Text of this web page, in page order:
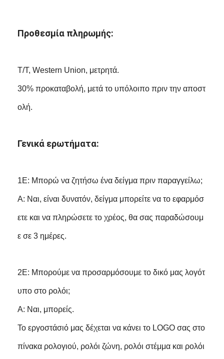
Προθεσμία πληρωμής:
Τ/Τ, Western Union, μετρητά.
30% προκαταβολή, μετά το υπόλοιπο πριν την αποστ
ολή.
Γενικά ερωτήματα:
1Ε: Μπορώ να ζητήσω ένα δείγμα πριν παραγγείλω;
Α: Ναι, είναι δυνατόν, δείγμα μπορείτε να το εφαρμόσ
ετε και να πληρώσετε το χρέος, θα σας παραδώσουμ
ε σε 3 ημέρες.
2Ε: Μπορούμε να προσαρμόσουμε το δικό μας λογότ
υπο στο ρολόι;
Α: Ναι, μπορείς.
Το εργοστάσιό μας δέχεται να κάνει το LOGO σας στο
πίνακα ρολογιού, ρολόι ζώνη, ρολόι στέμμα και ρολόι